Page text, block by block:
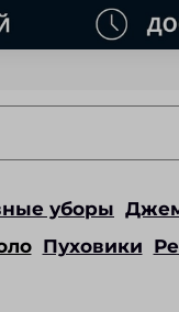
уборы
Пуховики